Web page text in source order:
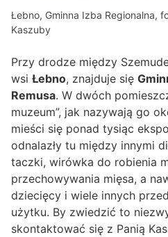
Łebno, Gminna Izba Regionalna,
Kaszuby
Przy drodze między
wsi Łebno, znajduje się
Remusa. W dwóch
muzeum”, jak nazywają go
mieści się ponad tysiąc
odnalazły tu między innymi
taczki, wirówka do robienia
przechowywania mięsa, a
dziecięcy i wiele innych
użytku. By zwiedzić to
skontaktować się z Panią